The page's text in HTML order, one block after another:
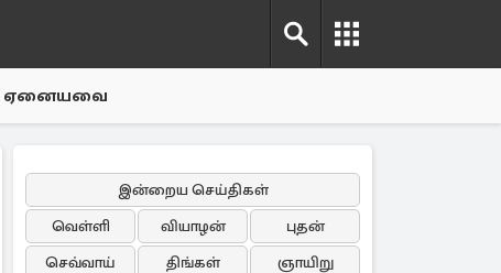
ஏனையவை
இன்றைய செய்திகள்
வெள்ளி
வியாழன்
புதன்
செவ்வாய்
திங்கள்
ஞாயிறு